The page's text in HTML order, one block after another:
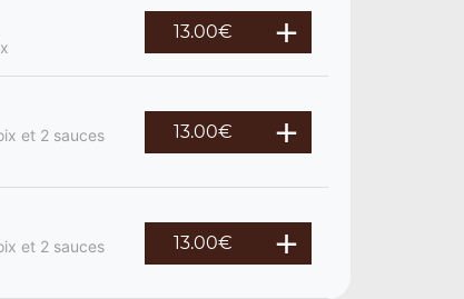
13.00€
et 2 sauces
13.00€
et 2 sauces
13.00€